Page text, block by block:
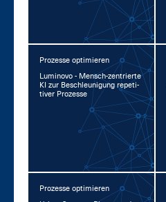
Prozesse optimieren
Lu­mi­no­vo - Mensch-zen­trier­te
KI zur Be­schleu­ni­gung re­pe­ti­
ti­ver Pro­zes­se
Prozesse optimieren